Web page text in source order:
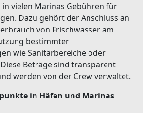
in vielen Marinas Gebühren für
Dazu gehört der Anschluss an
von Frischwasser am
bestimmter
wie Sanitärbereiche oder
Beträge sind transparent
werden von der Crew verwaltet.
in Häfen und Marinas